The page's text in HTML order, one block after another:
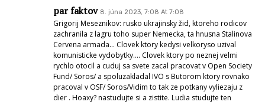
par faktov 8. júna 2023, 7:08 At 7:08
Grigorij Meseznikov: rusko ukrajinsky žid, ktoreho rodicov
zachranila z lagru toho super Nemecka, ta hnusna Stalinova
Cervena armada… Clovek ktory kedysi velkoryso uzival
komunisticke vydobytky…. Clovek ktory po neznej velmi
rychlo otocil a cuduj sa svete zacal pracovat v Open Society
Fund/ Soros/ a spoluzakladal IVO s Butorom ktory rovnako
pracoval v OSF/ Soros/Vidim to tak ze potkany vyliezaju z
dier . Hoaxy? nastudujte si a zistite. Ludia studujte ten